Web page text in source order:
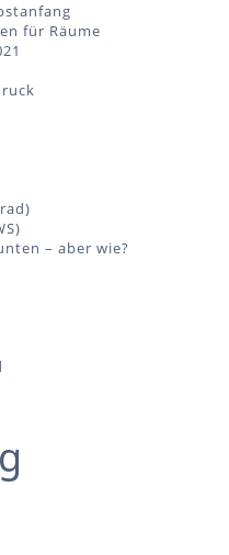
für Räume
– aber wie?